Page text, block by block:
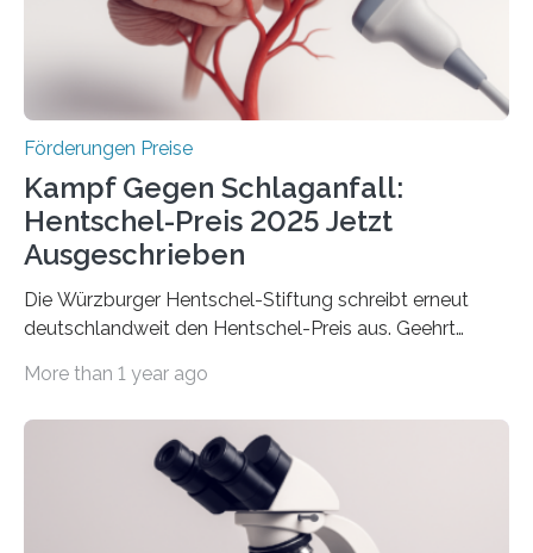
Berlin überbrachte das Bundesministerium für
Wirtschaft und Energie eine gute Nachricht:
Überplanmäßige Verpflichtungsermächtigungen in
Förderungen Preise
Kampf Gegen Schlaganfall:
Hentschel-Preis 2025 Jetzt
Ausgeschrieben
Die Würzburger Hentschel-Stiftung schreibt erneut
deutschlandweit den Hentschel-Preis aus. Geehrt
hochrangige wissenschaftliche Publikation zum Thema
Schlaganfall“ mit Sitz in Würzburg fördert die
Schlaganfallforschung, um die Behandlung der
Betroffenen zu verbessern. Dazu schreibt sie auch in
diesem Jahr wieder deutschlandweit den Hentschel-
More than 1 year ago